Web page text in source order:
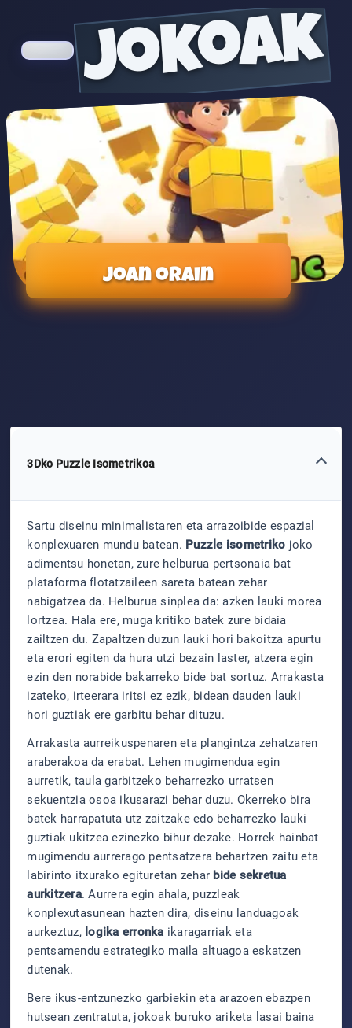
jokoak
Joan orain
3Dko Puzzle Isometrikoa
Sartu diseinu minimalistaren eta arrazoibide espazial
konplexuaren mundu batean. Puzzle isometriko joko
adimentsu honetan, zure helburua pertsonaia bat
plataforma flotatzaileen sareta batean zehar
nabigatzea da. Helburua sinplea da: azken lauki morea
lortzea. Hala ere, muga kritiko batek zure bidaia
zailtzen du. Zapaltzen duzun lauki hori bakoitza apurtu
eta erori egiten da hura utzi bezain laster, atzera egin
ezin den norabide bakarreko bide bat sortuz. Arrakasta
izateko, irteerara iritsi ez ezik, bidean dauden lauki
hori guztiak ere garbitu behar dituzu.
Arrakasta aurreikuspenaren eta plangintza zehatzaren
araberakoa da erabat. Lehen mugimendua egin
aurretik, taula garbitzeko beharrezko urratsen
sekuentzia osoa ikusarazi behar duzu. Okerreko bira
batek harrapatuta utz zaitzake edo beharrezko lauki
guztiak ukitzea ezinezko bihur dezake. Horrek hainbat
mugimendu aurrerago pentsatzera behartzen zaitu eta
labirinto itxurako egituretan zehar bide sekretua
aurkitzera. Aurrera egin ahala, puzzleak
konplexutasunean hazten dira, diseinu landuagoak
aurkeztuz, logika erronka ikaragarriak eta
pentsamendu estrategiko maila altuagoa eskatzen
dutenak.
Bere ikus-entzunezko garbiekin eta arazoen ebazpen
hutsean zentratuta, jokoak buruko ariketa lasai baina